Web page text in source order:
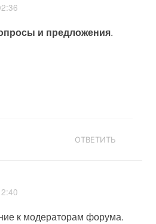
и предложения.
ОТВЕТИТЬ
к модераторам форума.